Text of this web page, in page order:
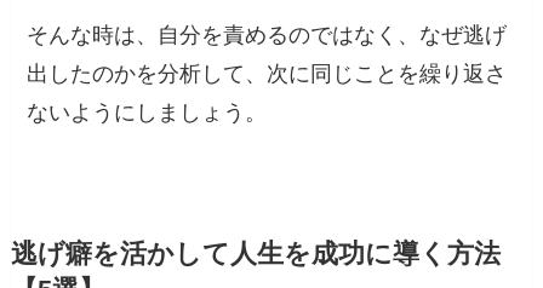
そんな時は、自分を責めるのではなく、なぜ逃げ
出したのかを分析して、次に同じことを繰り返さ
ないようにしましょう。
逃げ癖を活かして人生を成功に導く方法